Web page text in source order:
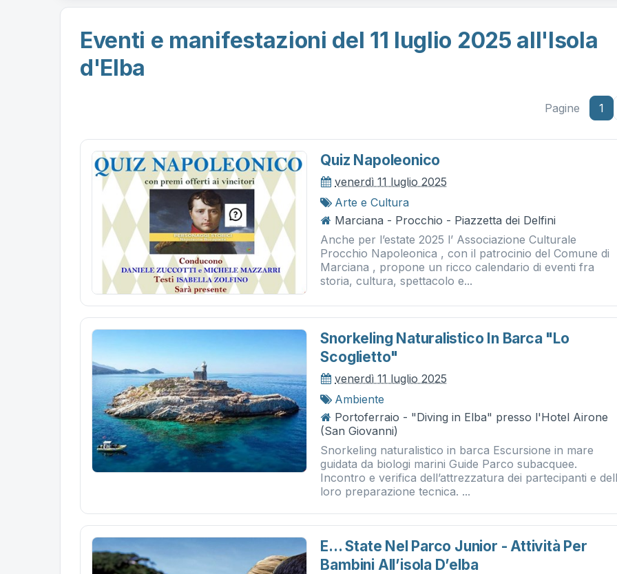
Eventi e manifestazioni del 11 luglio 2025 all'Isola
d'Elba
Pagine 1
Quiz Napoleonico
venerdì 11 luglio 2025
Arte e Cultura
Marciana - Procchio - Piazzetta dei Delfini
Anche per l’estate 2025 l’ Associazione Culturale
Procchio Napoleonica , con il patrocinio del Comune di
Marciana , propone un ricco calendario di eventi fra
storia, cultura, spettacolo e...
Snorkeling Naturalistico In Barca "lo
Scoglietto"
venerdì 11 luglio 2025
Ambiente
Portoferraio - "Diving in Elba" presso l'Hotel Airone
(San Giovanni)
Snorkeling naturalistico in barca Escursione in mare
guidata da biologi marini Guide Parco subacquee.
Incontro e verifica dell’attrezzatura dei partecipanti e
loro preparazione tecnica. ...
E... State Nel Parco Junior - Attività Per
Bambini All’isola D’elba